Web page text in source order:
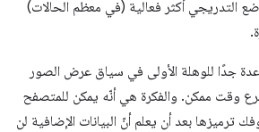
التدريجي أكثر فعالية (في معظم الحالات)
جدًا للوهلة الأولى في سياق عرض الصور
وقت ممكن. والفكرة هي أنّه يمكن للمتصفح
ترميزها بعد أن يعلم أنّ البيانات الإضافية لن